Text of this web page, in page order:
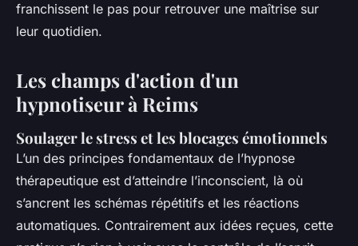
franchissent le pas pour retrouver une maîtrise sur
leur quotidien.
Les champs d'action d'un
hypnotiseur à Reims
Soulager le stress et les blocages émotionnels
L’un des principes fondamentaux de l’hypnose
thérapeutique est d’atteindre l’inconscient, là où
s’ancrent les schémas répétitifs et les réactions
automatiques. Contrairement aux idées reçues, cette